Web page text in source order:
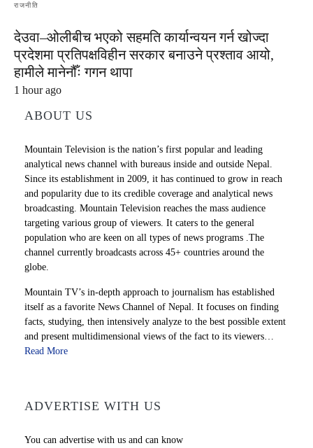
राजनीति
देउवा–ओलीबीच भएको सहमति कार्यान्वयन गर्न खोज्दा
प्रदेशमा प्रतिपक्षविहीन सरकार बनाउने प्रश्ताव आयो,
हामीले मानेनौँः गगन थापा
1 hour ago
ABOUT US
Mountain Television is the nation’s first popular and leading
analytical news channel with bureaus inside and outside Nepal.
Since its establishment in 2009, it has continued to grow in reach
and popularity due to its credible coverage and analytical news
broadcasting. Mountain Television reaches the mass audience
targeting various group of viewers. It caters to the general
population who are keen on all types of news programs .The
channel currently broadcasts across 45+ countries around the
globe.
Mountain TV’s in-depth approach to journalism has established
itself as a favorite News Channel of Nepal. It focuses on finding
facts, studying, then intensively analyze to the best possible extent
and present multidimensional views of the fact to its viewers…
Read More
ADVERTISE WITH US
You can advertise with us and can know